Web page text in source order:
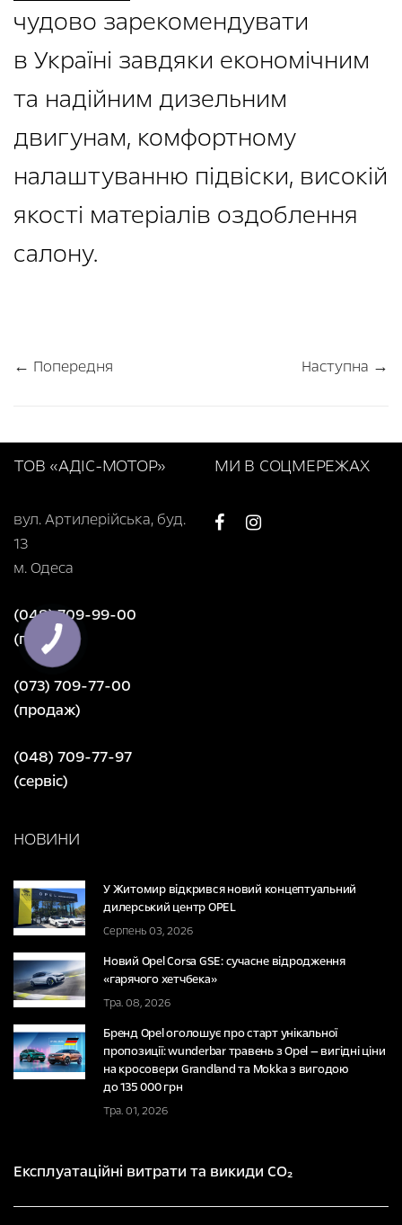
чудово зарекомендувати
в Україні завдяки економічним
та надійним дизельним
двигунам, комфортному
налаштуванню підвіски, високій
якості матеріалів оздоблення
салону.
← Попередня Наступна →
ТОВ «АДІС-МОТОР»
вул. Артилерійська, буд.
13
м. Одеса
(048) 709-99-00
(продаж)
(073) 709-77-00
(продаж)
(048) 709-77-97
(сервіс)
МИ В СОЦМЕРЕЖАХ
НОВИНИ
У Житомир відкрився новий концептуальний
дилерський центр OPEL
Серпень 03, 2026
Новий Opel Corsa GSE: сучасне відродження
«гарячого хетчбека»
Тра. 08, 2026
Бренд Opel оголошує про старт унікальної
пропозиції: wunderbar травень з Opel — вигідні ціни
на кросовери Grandland та Mokka з вигодою
до 135 000 грн
Тра. 01, 2026
Експлуатаційні витрати та викиди CO₂